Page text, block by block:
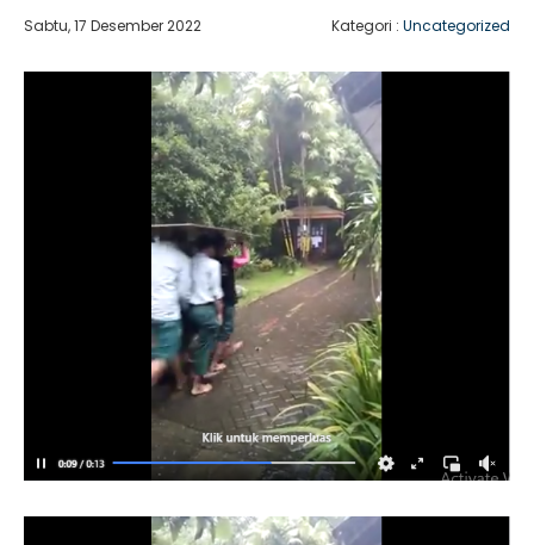
Sabtu, 17 Desember 2022 Kategori : Uncategorized